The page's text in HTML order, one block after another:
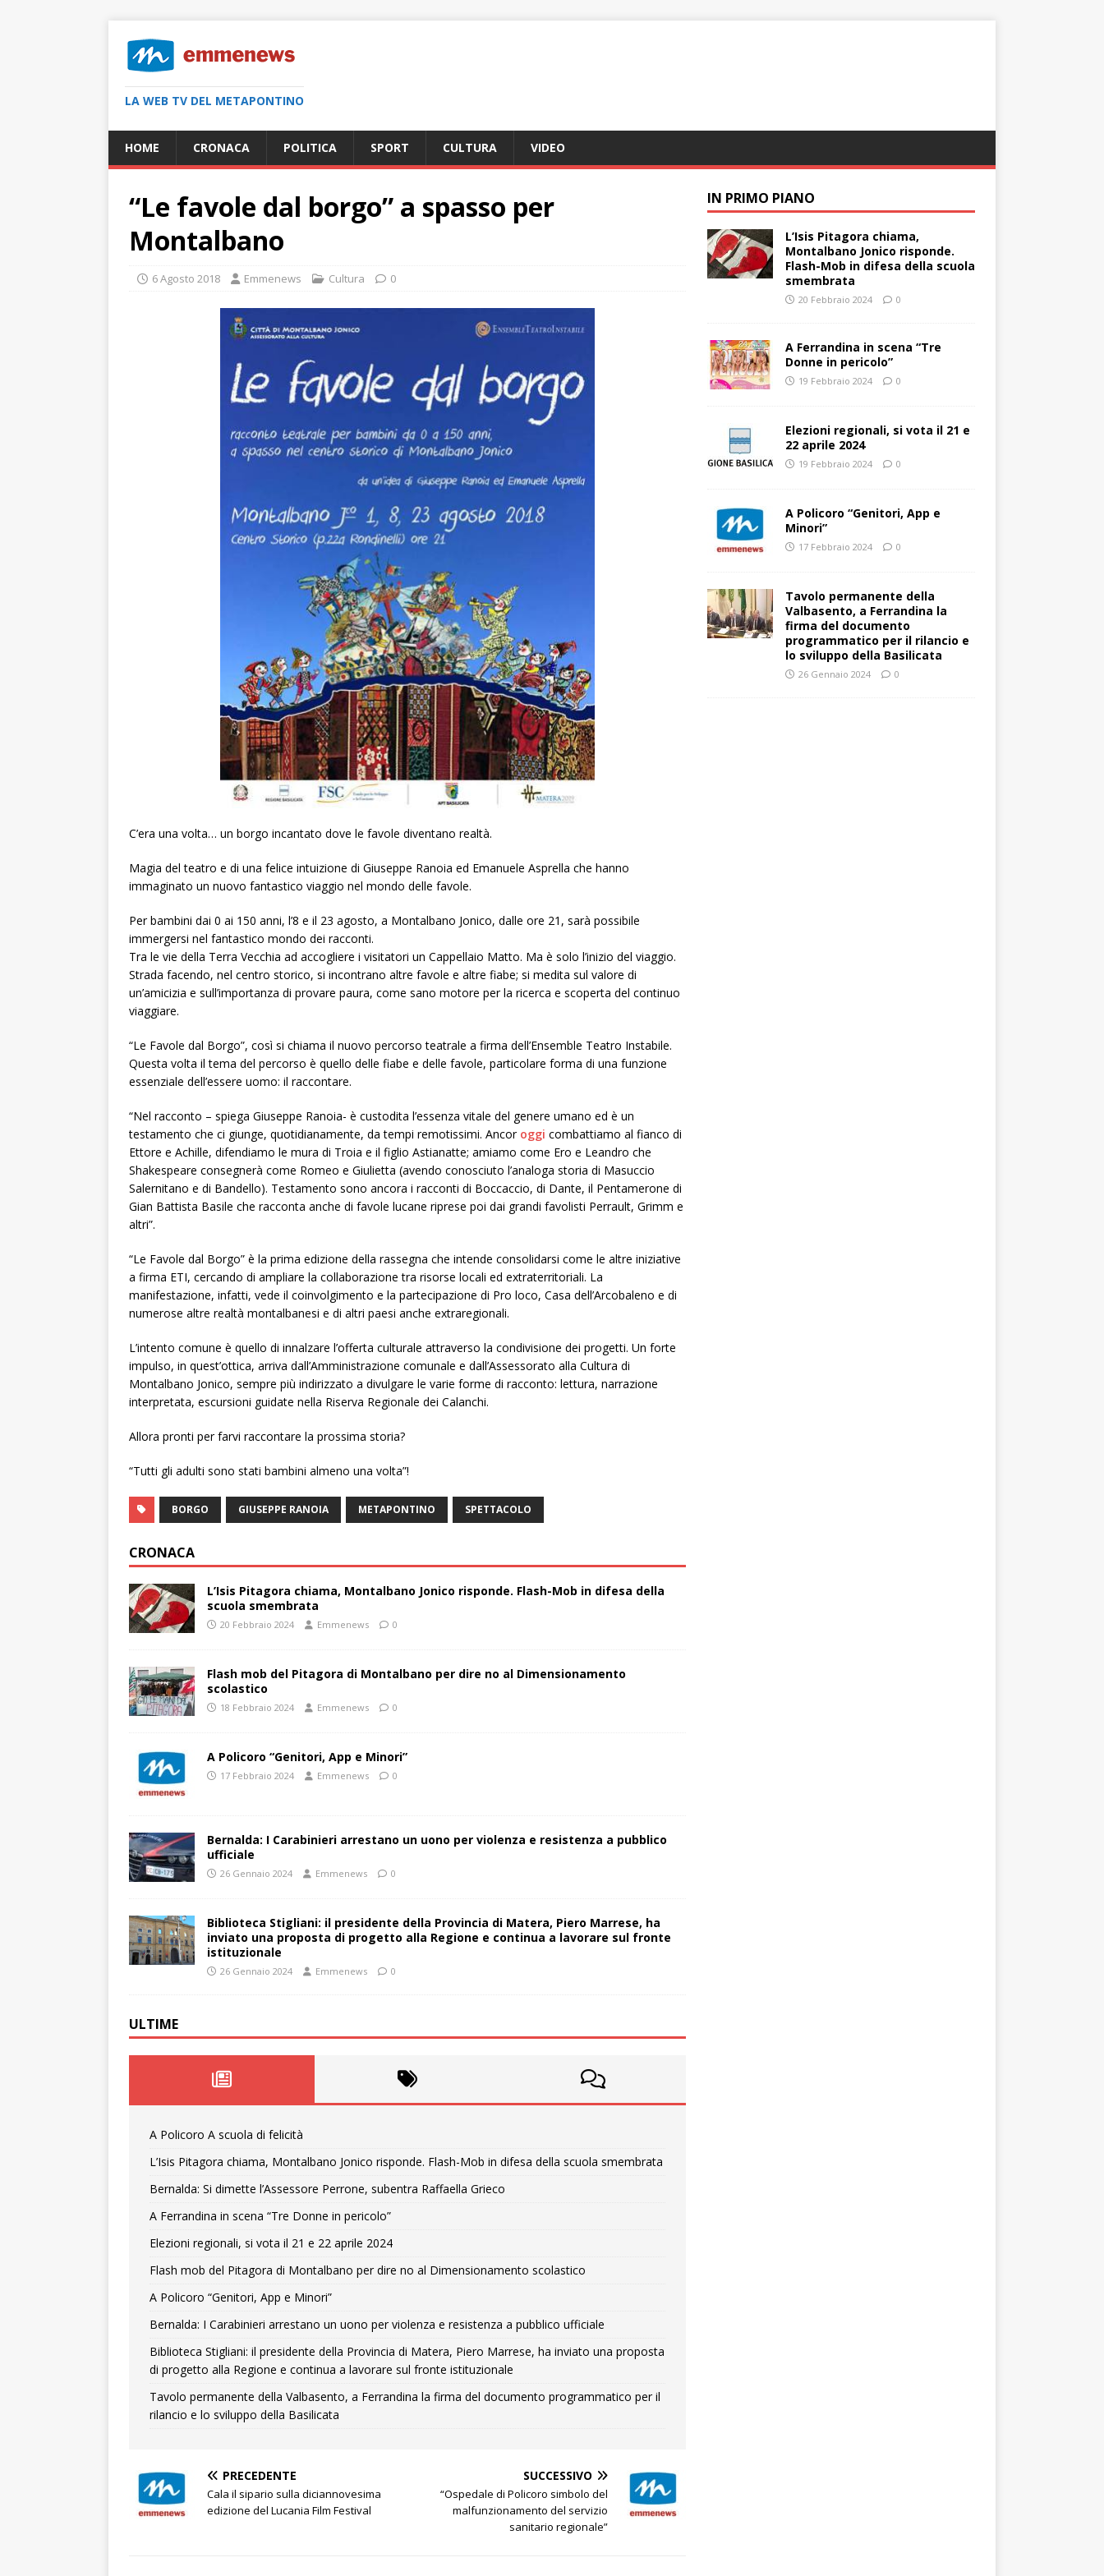
LA WEB TV DEL METAPONTINO
HOME CRONACA POLITICA SPORT CULTURA VIDEO
“Le favole dal borgo” a spasso per
Montalbano
6 Agosto 2018 Emmenews Cultura 0
C’era una volta… un borgo incantato dove le favole diventano realtà.
Magia del teatro e di una felice intuizione di Giuseppe Ranoia ed Emanuele Asprella che hanno
immaginato un nuovo fantastico viaggio nel mondo delle favole.
Per bambini dai 0 ai 150 anni, l’8 e il 23 agosto, a Montalbano Jonico, dalle ore 21, sarà possibile
immergersi nel fantastico mondo dei racconti.
Tra le vie della Terra Vecchia ad accogliere i visitatori un Cappellaio Matto. Ma è solo l’inizio del viaggio.
Strada facendo, nel centro storico, si incontrano altre favole e altre fiabe; si medita sul valore di
un’amicizia e sull’importanza di provare paura, come sano motore per la ricerca e scoperta del continuo
viaggiare.
“Le Favole dal Borgo”, così si chiama il nuovo percorso teatrale a firma dell’Ensemble Teatro Instabile.
Questa volta il tema del percorso è quello delle fiabe e delle favole, particolare forma di una funzione
essenziale dell’essere uomo: il raccontare.
“Nel racconto – spiega Giuseppe Ranoia- è custodita l’essenza vitale del genere umano ed è un
testamento che ci giunge, quotidianamente, da tempi remotissimi. Ancor oggi combattiamo al fianco di
Ettore e Achille, difendiamo le mura di Troia e il figlio Astianatte; amiamo come Ero e Leandro che
Shakespeare consegnerà come Romeo e Giulietta (avendo conosciuto l’analoga storia di Masuccio
Salernitano e di Bandello). Testamento sono ancora i racconti di Boccaccio, di Dante, il Pentamerone di
Gian Battista Basile che racconta anche di favole lucane riprese poi dai grandi favolisti Perrault, Grimm e
altri”.
“Le Favole dal Borgo” è la prima edizione della rassegna che intende consolidarsi come le altre iniziative
a firma ETI, cercando di ampliare la collaborazione tra risorse locali ed extraterritoriali. La
manifestazione, infatti, vede il coinvolgimento e la partecipazione di Pro loco, Casa dell’Arcobaleno e di
numerose altre realtà montalbanesi e di altri paesi anche extraregionali.
L’intento comune è quello di innalzare l’offerta culturale attraverso la condivisione dei progetti. Un forte
impulso, in quest’ottica, arriva dall’Amministrazione comunale e dall’Assessorato alla Cultura di
Montalbano Jonico, sempre più indirizzato a divulgare le varie forme di racconto: lettura, narrazione
interpretata, escursioni guidate nella Riserva Regionale dei Calanchi.
Allora pronti per farvi raccontare la prossima storia?
“Tutti gli adulti sono stati bambini almeno una volta”!
BORGO GIUSEPPE RANOIA METAPONTINO SPETTACOLO
CRONACA
L’Isis Pitagora chiama, Montalbano Jonico risponde. Flash-Mob in difesa della
scuola smembrata
20 Febbraio 2024 Emmenews 0
Flash mob del Pitagora di Montalbano per dire no al Dimensionamento
scolastico
18 Febbraio 2024 Emmenews 0
A Policoro “Genitori, App e Minori”
17 Febbraio 2024 Emmenews 0
Bernalda: I Carabinieri arrestano un uono per violenza e resistenza a pubblico
ufficiale
26 Gennaio 2024 Emmenews 0
Biblioteca Stigliani: il presidente della Provincia di Matera, Piero Marrese, ha
inviato una proposta di progetto alla Regione e continua a lavorare sul fronte
istituzionale
26 Gennaio 2024 Emmenews 0
ULTIME
A Policoro A scuola di felicità
L’Isis Pitagora chiama, Montalbano Jonico risponde. Flash-Mob in difesa della scuola smembrata
Bernalda: Si dimette l’Assessore Perrone, subentra Raffaella Grieco
A Ferrandina in scena “Tre Donne in pericolo”
Elezioni regionali, si vota il 21 e 22 aprile 2024
Flash mob del Pitagora di Montalbano per dire no al Dimensionamento scolastico
A Policoro “Genitori, App e Minori”
Bernalda: I Carabinieri arrestano un uono per violenza e resistenza a pubblico ufficiale
Biblioteca Stigliani: il presidente della Provincia di Matera, Piero Marrese, ha inviato una proposta
di progetto alla Regione e continua a lavorare sul fronte istituzionale
Tavolo permanente della Valbasento, a Ferrandina la firma del documento programmatico per il
rilancio e lo sviluppo della Basilicata
PRECEDENTE
Cala il sipario sulla diciannovesima
edizione del Lucania Film Festival
SUCCESSIVO
“Ospedale di Policoro simbolo del
malfunzionamento del servizio
sanitario regionale”
IN PRIMO PIANO
L’Isis Pitagora chiama,
Montalbano Jonico risponde.
Flash-Mob in difesa della scuola
smembrata
20 Febbraio 2024 0
A Ferrandina in scena “Tre
Donne in pericolo”
19 Febbraio 2024 0
Elezioni regionali, si vota il 21 e
22 aprile 2024
19 Febbraio 2024 0
A Policoro “Genitori, App e
Minori”
17 Febbraio 2024 0
Tavolo permanente della
Valbasento, a Ferrandina la
firma del documento
programmatico per il rilancio e
lo sviluppo della Basilicata
26 Gennaio 2024 0